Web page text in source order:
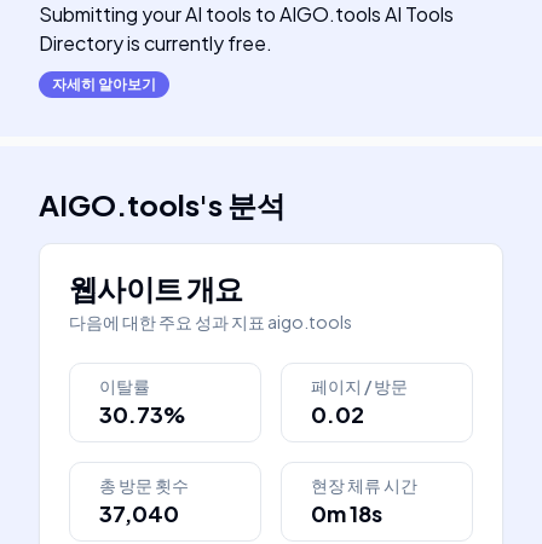
Submitting your AI tools to AIGO.tools AI Tools
Directory is currently free.
자세히 알아보기
AIGO.tools's분석
웹사이트 개요
다음에 대한 주요 성과 지표 aigo.tools
이탈률
30.73%
페이지 / 방문
0.02
총 방문 횟수
37,040
현장 체류 시간
0m 18s